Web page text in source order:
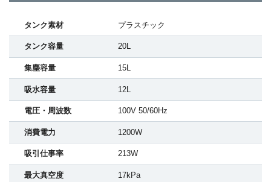
タンク素材 プラスチック
タンク容量 20L
集塵容量 15L
吸水容量 12L
電圧・周波数 100V 50/60Hz
消費電力 1200W
吸引仕事率 213W
最大真空度 17kPa